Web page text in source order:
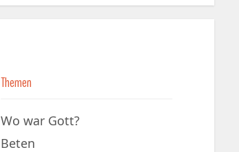
Themen
Wo war Gott?
Beten